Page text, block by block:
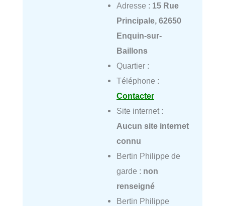
Adresse : 15 Rue
Principale, 62650
Enquin-sur-
Baillons
Quartier :
Téléphone :
Contacter
Site internet :
Aucun site internet
connu
Bertin Philippe de
garde : non
renseigné
Bertin Philippe